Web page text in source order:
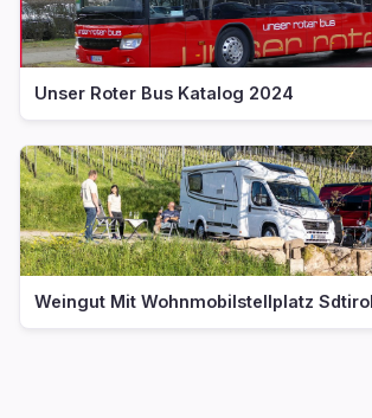
Unser Roter Bus Katalog 2024
Weingut Mit Wohnmobilstellplatz Sdtirol